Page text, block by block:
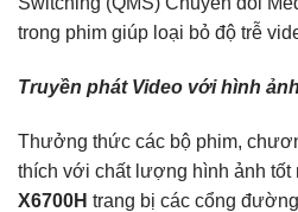
trong phim giúp loại bỏ độ trễ
Truyền phát Video với hình
Thưởng thức các bộ phim,
thích với chất lượng hình ảnh tốt
X6700H trang bị các cổng